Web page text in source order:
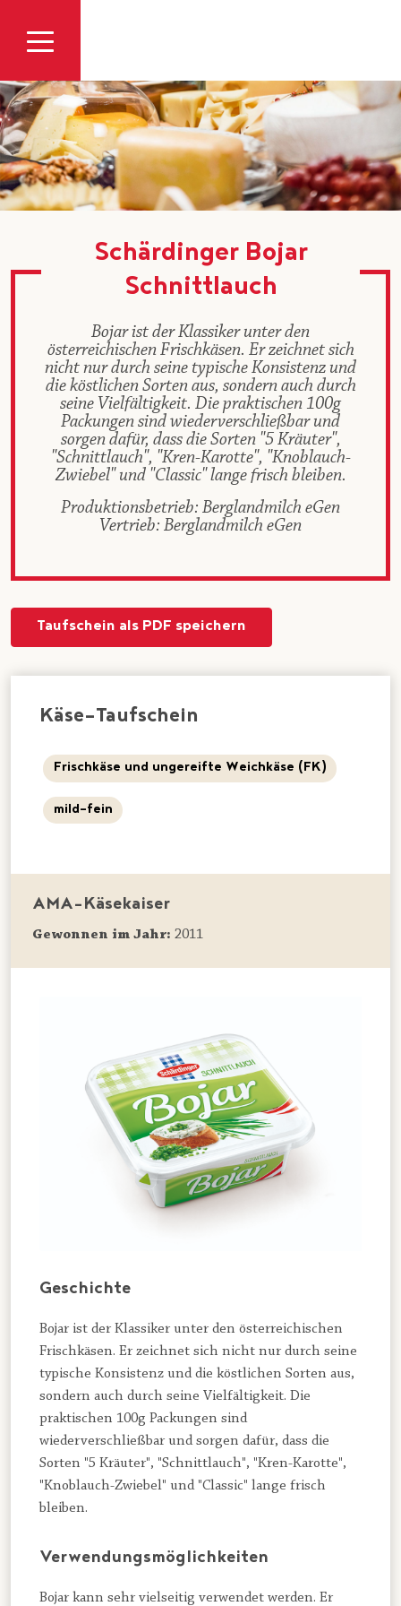
Schärdinger Bojar
Schnittlauch
Bojar ist der Klassiker unter den
österreichischen Frischkäsen. Er zeichnet sich
nicht nur durch seine typische Konsistenz und
die köstlichen Sorten aus, sondern auch durch
seine Vielfältigkeit. Die praktischen 100g
Packungen sind wiederverschließbar und
sorgen dafür, dass die Sorten "5 Kräuter",
"Schnittlauch", "Kren-Karotte", "Knoblauch-
Zwiebel" und "Classic" lange frisch bleiben.
Produktionsbetrieb: Berglandmilch eGen
Vertrieb: Berglandmilch eGen
Taufschein als PDF speichern
Käse-Taufschein
Frischkäse und ungereifte Weichkäse (FK)
mild-fein
AMA-Käsekaiser
Gewonnen im Jahr: 2011
Geschichte
Bojar ist der Klassiker unter den österreichischen
Frischkäsen. Er zeichnet sich nicht nur durch seine
typische Konsistenz und die köstlichen Sorten aus,
sondern auch durch seine Vielfältigkeit. Die
praktischen 100g Packungen sind
wiederverschließbar und sorgen dafür, dass die
Sorten "5 Kräuter", "Schnittlauch", "Kren-Karotte",
"Knoblauch-Zwiebel" und "Classic" lange frisch
bleiben.
Verwendungsmöglichkeiten
Bojar kann sehr vielseitig verwendet werden. Er